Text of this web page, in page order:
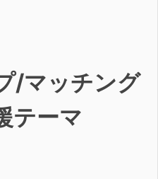
/マッチング
テーマ